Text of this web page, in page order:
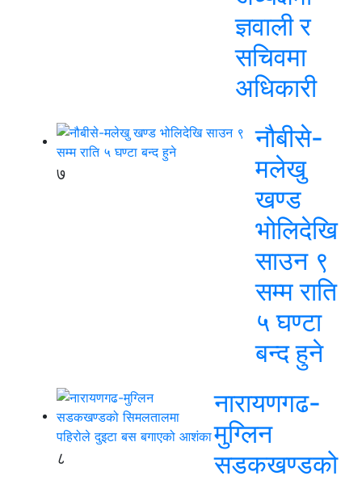
ज्ञवाली र
सचिवमा
अधिकारी
७
नौबीसे-
मलेखु
खण्ड
भोलिदेखि
साउन ९
सम्म राति
५ घण्टा
बन्द हुने
८
नारायणगढ-
मुग्लिन
सडकखण्डको